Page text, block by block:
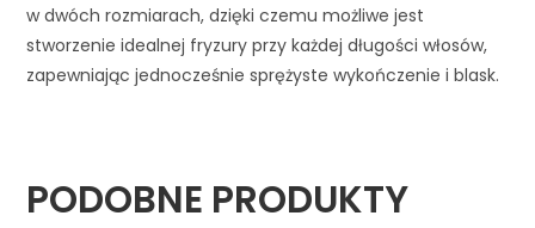
w dwóch rozmiarach, dzięki czemu możliwe jest
stworzenie idealnej fryzury przy każdej długości włosów,
zapewniając jednocześnie sprężyste wykończenie i blask.
PODOBNE PRODUKTY